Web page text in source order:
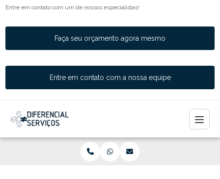
Entre em contato com um de nossos especialistas!
Faça seu orçamento agora mesmo
Entre em contato com a nossa equipe